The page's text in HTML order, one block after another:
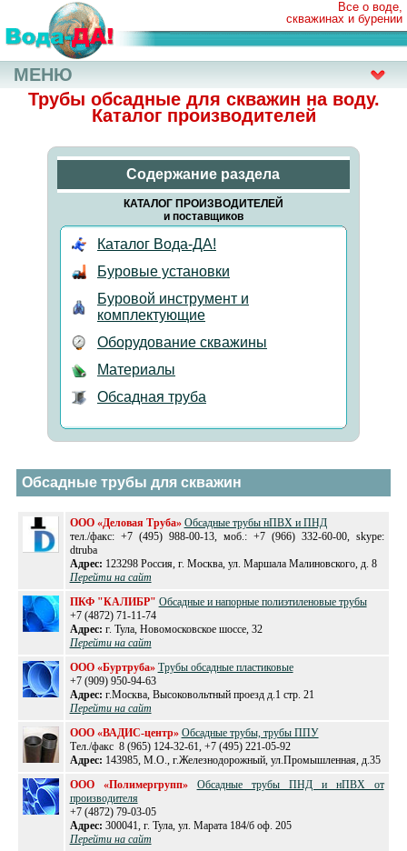
Все о воде,
скважинах и бурении
Трубы обсадные для скважин на воду.
Каталог производителей
Содержание раздела
КАТАЛОГ ПРОИЗВОДИТЕЛЕЙ
и поставщиков
Каталог Вода-ДА!
Буровые установки
Буровой инструмент и
комплектующие
Оборудование скважины
Материалы
Обсадная труба
Обсадные трубы для скважин
ООО «Деловая Труба» Обсадные трубы нПВХ и ПНД
тел./факс: +7 (495) 988-00-13, моб.: +7 (966) 332-60-00, skype:
dtruba
Адрес: 123298 Россия, г. Москва, ул. Маршала Малиновского, д. 8
Перейти на сайт
ПКФ "КАЛИБР" Обсадные и напорные полиэтиленовые трубы
+7 (4872) 71-11-74
Адрес: г. Тула, Новомосковское шоссе, 32
Перейти на сайт
ООО «Буртруба» Трубы обсадные пластиковые
+7 (909) 950-94-63
Адрес: г.Москва, Высоковольтный проезд д.1 стр. 21
Перейти на сайт
ООО «ВАДИС-центр» Обсадные трубы, трубы ППУ
Тел./факс 8 (965) 124-32-61, +7 (495) 221-05-92
Адрес: 143985, М.О., г.Железнодорожный, ул.Промышленная, д.35
ООО «Полимергрупп»
Обсадные трубы ПНД и нПВХ от
производителя
+7 (4872) 79-03-05
Адрес: 300041, г. Тула, ул. Марата 184/б оф. 205
Перейти на сайт
МЕНЮ